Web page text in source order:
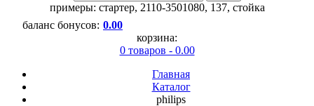
примеры: стартер, 2110-3501080, 137, стойка
баланс бонусов: 0.00
корзина:
0 товаров - 0.00
Главная
Каталог
philips